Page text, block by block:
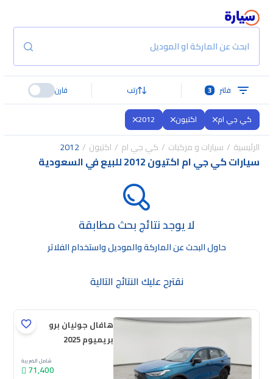
ابحث عن الماركة او الموديل
فلتر 3 رتب قارن
كي جي ام اكتيون 2012
الرئيسية سيارات و مركبات كي جي ام اكتيون 2012
سيارات كي جي ام اكتيون 2012 للبيع في السعودية
لا يوجد نتائج بحث مطابقة
حاول البحث عن الماركة والموديل واستخدام الفلاتر
نقترح عليك النتائج التالية
هافال جوليان برو
بريميوم 2025
شامل الضريبة
71,400